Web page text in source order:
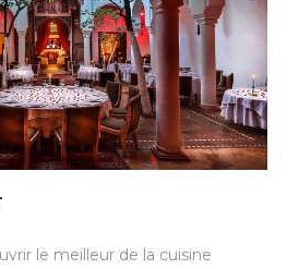
le meilleur de la cuisine